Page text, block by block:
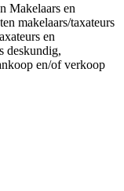
Makelaars en
makelaars/taxateurs
en
deskundig,
en/of verkoop